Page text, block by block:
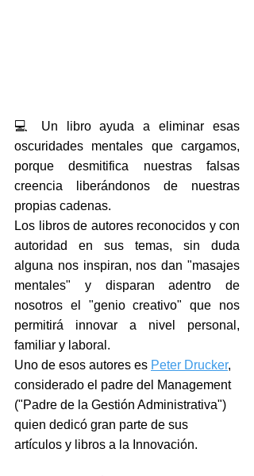
💻 Un libro ayuda a eliminar esas
oscuridades mentales que cargamos,
porque desmitifica nuestras falsas
creencia liberándonos de nuestras
propias cadenas.
Los libros de autores reconocidos y con
autoridad en sus temas, sin duda
alguna nos inspiran, nos dan "masajes
mentales" y disparan adentro de
nosotros el "genio creativo" que nos
permitirá innovar a nivel personal,
familiar y laboral.
Uno de esos autores es Peter Drucker,
considerado el padre del Management
("Padre de la Gestión Administrativa")
quien dedicó gran parte de sus
artículos y libros a la Innovación.